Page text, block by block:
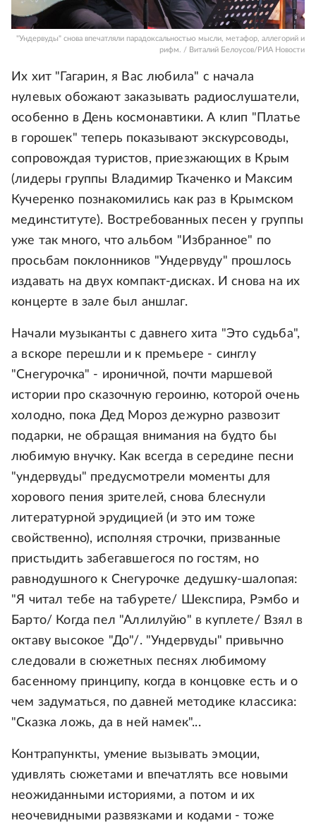
"Ундервуды" снова впечатляли парадоксальностью мысли, метафор, аллегорий и
рифм. / Виталий Белоусов/РИА Новости
Их хит "Гагарин, я Вас любила" с начала
нулевых обожают заказывать радиослушатели,
особенно в День космонавтики. А клип "Платье
в горошек" теперь показывают экскурсоводы,
сопровождая туристов, приезжающих в Крым
(лидеры группы Владимир Ткаченко и Максим
Кучеренко познакомились как раз в Крымском
мединституте). Востребованных песен у группы
уже так много, что альбом "Избранное" по
просьбам поклонников "Ундервуду" прошлось
издавать на двух компакт-дисках. И снова на их
концерте в зале был аншлаг.
Начали музыканты с давнего хита "Это судьба",
а вскоре перешли и к премьере - синглу
"Снегурочка" - ироничной, почти маршевой
истории про сказочную героиню, которой очень
холодно, пока Дед Мороз дежурно развозит
подарки, не обращая внимания на будто бы
любимую внучку. Как всегда в середине песни
"ундервуды" предусмотрели моменты для
хорового пения зрителей, снова блеснули
литературной эрудицией (и это им тоже
свойственно), исполняя строчки, призванные
пристыдить забегавшегося по гостям, но
равнодушного к Снегурочке дедушку-шалопая:
"Я читал тебе на табурете/ Шекспира, Рэмбо и
Барто/ Когда пел "Аллилуйю" в куплете/ Взял в
октаву высокое "До"/. "Ундервуды" привычно
следовали в сюжетных песнях любимому
басенному принципу, когда в концовке есть и о
чем задуматься, по давней методике классика:
"Сказка ложь, да в ней намек"...
Контрапункты, умение вызывать эмоции,
удивлять сюжетами и впечатлять все новыми
неожиданными историями, а потом и их
неочевидными развязками и кодами - тоже